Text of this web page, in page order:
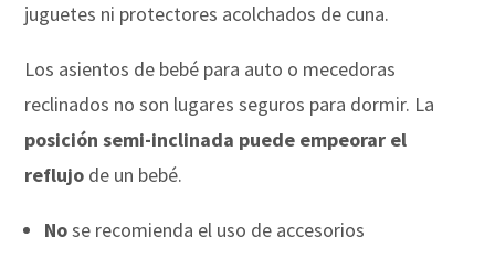
juguetes ni protectores acolchados de cuna.
Los asientos de bebé para auto o mecedoras
reclinados no son lugares seguros para dormir. La
posición semi-inclinada puede empeorar el
reflujo de un bebé.
Nose recomienda el uso de accesorios